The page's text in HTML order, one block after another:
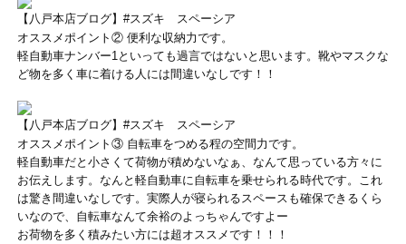
【八戸本店ブログ】#スズキ スペーシア
オススメポイント② 便利な収納力です。
軽自動車ナンバー1といっても過言ではないと思います。靴やマスクな
ど物を多く車に着ける人には間違いなしです！！
【八戸本店ブログ】#スズキ スペーシア
オススメポイント③ 自転車をつめる程の空間力です。
軽自動車だと小さくて荷物が積めないなぁ、なんて思っている方々に
お伝えします。なんと軽自動車に自転車を乗せられる時代です。これ
は驚き間違いなしです。実際人が寝られるスペースも確保できるくら
いなので、自転車なんて余裕のよっちゃんですよー
お荷物を多く積みたい方には超オススメです！！！